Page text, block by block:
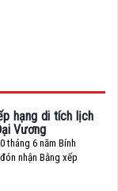
hạng di tích lịch
Vương
tháng 6 năm Bính
nhận Bằng xếp